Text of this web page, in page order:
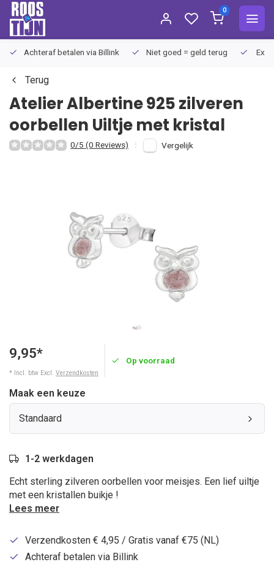
0
Achteraf betalen via Billink Niet goed = geld terug
Terug
Atelier Albertine925 zilveren
oorbellen Uiltje met kristal
0/5 (0 Reviews) Vergelijk
9,95*
* Incl. btw Excl. Verzendkosten
Op voorraad
Maak een keuze
Standaard
1-2 werkdagen
Echt sterling zilveren oorbellen voor meisjes. Een lief uiltje
met een kristallen buikje !
Lees meer
Verzendkosten € 4,95 / Gratis vanaf €75 (NL)
Achteraf betalen via Billink